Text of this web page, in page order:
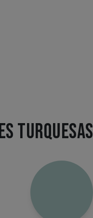
TURQUESAS